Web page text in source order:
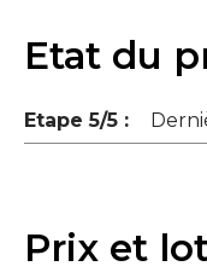
Etat du
Etape 5/5 :
Prix et